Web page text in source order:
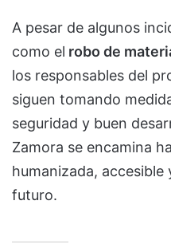
A pesar de algunos
como el robo de
los responsables del
siguen tomando
seguridad y buen
Zamora se encamina
humanizada, accesible
futuro.